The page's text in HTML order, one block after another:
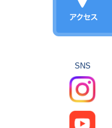
SNS